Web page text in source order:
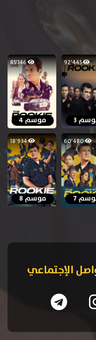
92٬445
3
85٬146
موسم 4
60٬480
7
18٬934
موسم 8
الإجتماعي